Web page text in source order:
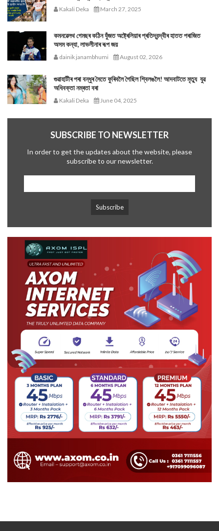
Kakali Deka March 27, 2025
কমনৱেলথ গেমছৰ কঠিন যুঁজত অষ্ট্ৰেলিয়াৰ প্ৰতিদ্বন্দ্বীৰ হাতত পৰাজিত
অসম কন্যা, লাভলীনাৰ ৰূপ জয়
dainik janambhumi August 02, 2026
গুৱাহাটীৰ পৰা বন্ধুৰ সৈতে ফুৰিবলৈ গৈছিল শ্বিলঙলৈ! আদবাটতে মৃত্যু যুৱ
অধিবক্তা নম্ৰতা বৰা
Kakali Deka June 04, 2025
SUBSCRIBE TO NEWSLETTER
In order to get the updates about the website, please
subscribe to our newsletter.